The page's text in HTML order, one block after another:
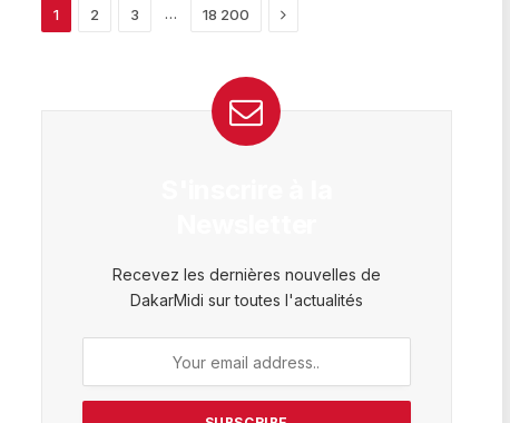
1 2 3 … 18 200 Next
Recevez les dernières nouvelles de
DakarMidi sur toutes l'actualités